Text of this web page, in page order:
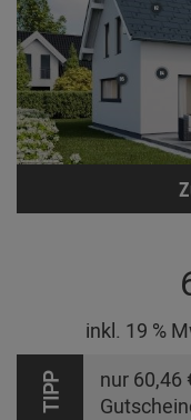
inkl. 19 %
TIPP nur 60,46